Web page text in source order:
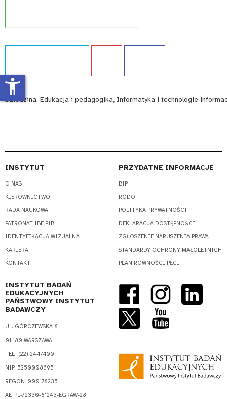
Dziedzina: Edukacja i pedagogika, Informatyka i technologie
INSTYTUT
O NAS
KIEROWNICTWO
RADA NAUKOWA
PATRONAT IBE PIB
IDENTYFIKACJA WIZUALNA
KARIERA
KONTAKT
PRZYDATNE INFORMACJE
BIP
RODO
POLITYKA PRYWATNOŚCI
DEKLARACJA DOSTĘPNOŚCI
ZGŁOSZENIE NARUSZENIA PRAWA
STANDARDY OCHRONY MAŁOLETNICH
PLAN RÓWNOŚCI PŁCI
INSTYTUT BADAŃ
EDUKACYJNYCH
PAŃSTWOWY INSTYTUT
BADAWCZY
UL. GÓRCZEWSKA 8
01-180 WARSZAWA
TEL.: (22) 24-17-100
NIP: 5250008695
REGON: 000178235
AE: PL-72330-81243-EGRAW-28
accessibility_new